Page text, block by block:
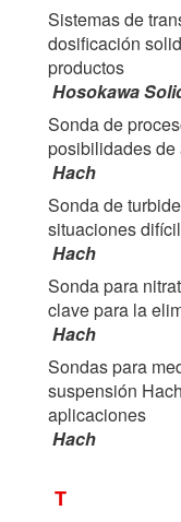
Sistemas de
dosificación
productos
Hosokawa
Sonda de
posibilidades de
Hach
Sonda de
situaciones
Hach
Sonda para
clave para la
Hach
Sondas para
suspensión
aplicaciones
Hach
T